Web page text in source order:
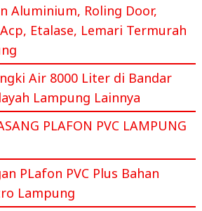
Aluminium, Roling Door,
Etalase, Lemari Termurah
Air 8000 Liter di Bandar
Lampung Lainnya
PLAFON PVC LAMPUNG
PLafon PVC Plus Bahan
Lampung